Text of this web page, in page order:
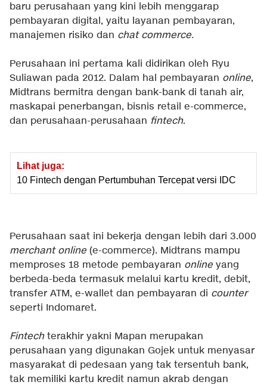
baru perusahaan yang kini lebih menggarap
pembayaran digital, yaitu layanan pembayaran,
manajemen risiko dan chat commerce.
Perusahaan ini pertama kali didirikan oleh Ryu
Suliawan pada 2012. Dalam hal pembayaran online,
Midtrans bermitra dengan bank-bank di tanah air,
maskapai penerbangan, bisnis retail e-commerce,
dan perusahaan-perusahaan fintech.
Lihat juga:
10 Fintech dengan Pertumbuhan Tercepat versi IDC
Perusahaan saat ini bekerja dengan lebih dari 3.000
merchant online (e-commerce). Midtrans mampu
memproses 18 metode pembayaran online yang
berbeda-beda termasuk melalui kartu kredit, debit,
transfer ATM, e-wallet dan pembayaran di counter
seperti Indomaret.
Fintechterakhir yakni Mapan merupakan
perusahaan yang digunakan Gojek untuk menyasar
masyarakat di pedesaan yang tak tersentuh bank,
tak memiliki kartu kredit namun akrab dengan